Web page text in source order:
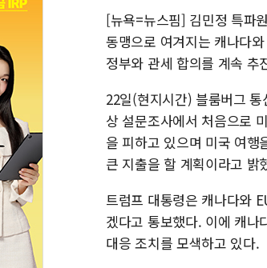
[뉴욕=뉴스핌] 김민정 특파
동맹으로 여겨지는 캐나다
정부와 관세 합의를 계속 추
22일(현지시간) 블룸버그
상 설문조사에서 처음으로
을 피하고 있으며 미국 여행
큰 지출을 할 계획이라고 밝
트럼프 대통령은 캐나다와
겠다고 통보했다. 이에 캐나
대응 조치를 모색하고 있다.